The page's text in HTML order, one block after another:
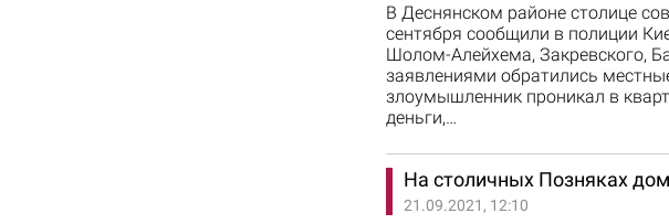
В Деснянском районе столице
сентября сообщили в полиции
Шолом-Алейхема, Закревского,
заявлениями обратились
злоумышленник проникал в
деньги,…
На столичных Позняках
21.09.2021, 12:10